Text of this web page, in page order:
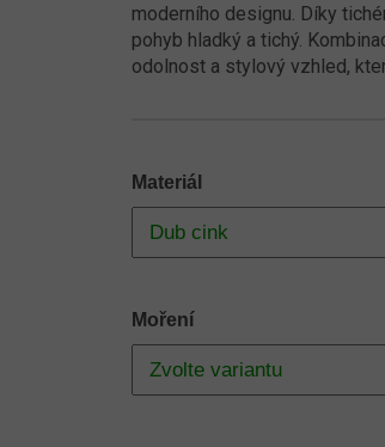
Materiál
Moření
moderního designu. Díky
pohyb hladký a tichý.
odolnost a stylový vzhled,